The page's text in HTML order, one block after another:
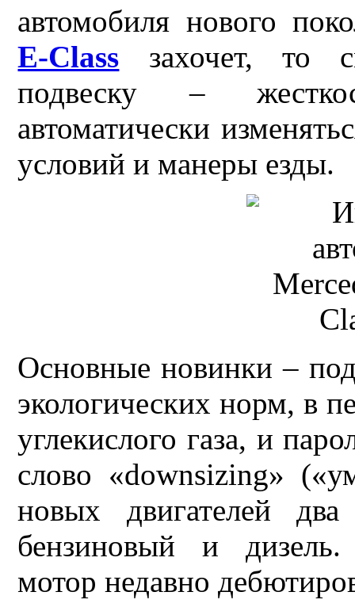
автомобиля нового
Е-Class захочет, то
подвеску –
автоматически
условий и манеры езды.
Основные новинки –
экологических норм, в
углекислого газа, и
слово «downsizing»
новых двигателей два
бензиновый и
мотор недавно